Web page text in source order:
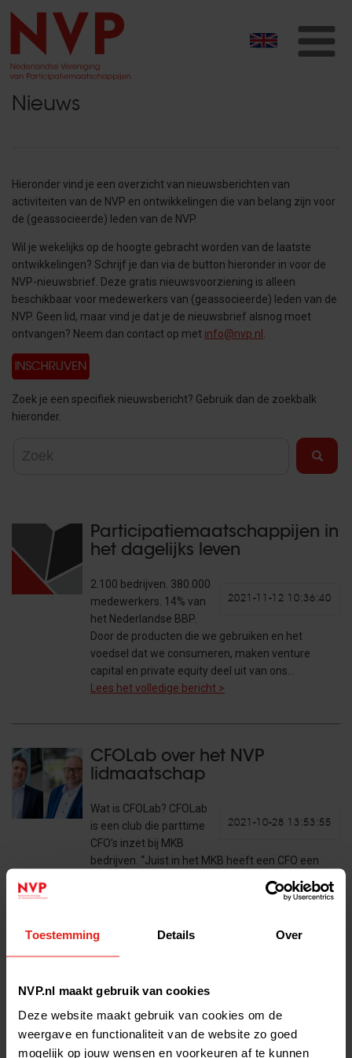
Toestemming Details Over
NVP.nl maakt gebruik van cookies
Deze website maakt gebruik van cookies om de
weergave en functionaliteit van de website zo goed
mogelijk op jouw wensen en voorkeuren af te kunnen
Nieuws
Hieronder vind je een overzicht van nieuwsberichten van
activiteiten van de NVP en ontwikkelingen die van belang zijn voor
de (geassocieerde) leden van de NVP.
Wil je wekelijks op de hoogte gebracht worden van de laatste
ontwikkelingen? Schrijf je dan via de button hieronder in voor de
NVP-nieuwsbrief. Deze gratis nieuwsvoorziening is alleen
beschikbaar voor medewerkers van (geassocieerde) leden van de
NVP. Geen lid, maar vind je dat je de nieuwsbrief alsnog moet
ontvangen? Neem dan contact op met info@nvp.nl
Zoek je een specifiek nieuwsbericht? Gebruik dan de zoekbalk
hieronder.
Participatiemaatschappijen in
het dagelijks leven
2021-11-12 10:36:40
2.100 bedrijven. 380.000
medewerkers. 14% van
het Nederlandse BBP.
Door de producten die we gebruiken en het
voedsel dat we consumeren, maken venture
capital en private equity deel uit van ons…
Lees het volledige bericht >
CFOLab over het NVP
lidmaatschap
2021-10-28 13:53:55
Wat is CFOLab? CFOLab
is een club die parttime
CFO’s inzet bij MKB
bedrijven. “Juist in het MKB heeft een CFO een
enorme toegevoegde waarde. Een CFO scherpt de
2021-09-30 15:25:24
Op donderdag 23
september
organiseerden we voor